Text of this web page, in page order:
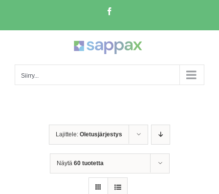
content
Siirry...
Lajittele: Oletusjärjestys
Näytä 60 tuotetta